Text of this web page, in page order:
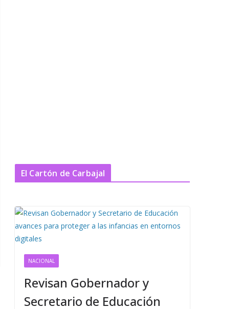
El Cartón de Carbajal
NACIONAL
Revisan Gobernador y
Secretario de Educación